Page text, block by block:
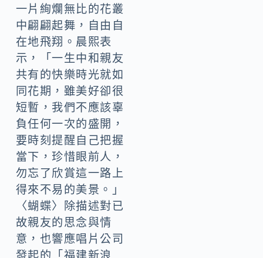
一片絢爛無比的花叢
中翩翩起舞，自由自
在地飛翔。晨熙表
示，「一生中和親友
共有的快樂時光就如
同花期，雖美好卻很
短暫，我們不應該辜
負任何一次的盛開，
要時刻提醒自己把握
當下，珍惜眼前人，
勿忘了欣賞這一路上
得來不易的美景。」
〈蝴蝶〉除描述對已
故親友的思念與情
意，也響應唱片公司
發起的「福建新浪